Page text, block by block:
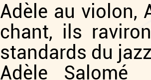
Adèle au violon,
chant, ils
standards du
Adèle Salomé